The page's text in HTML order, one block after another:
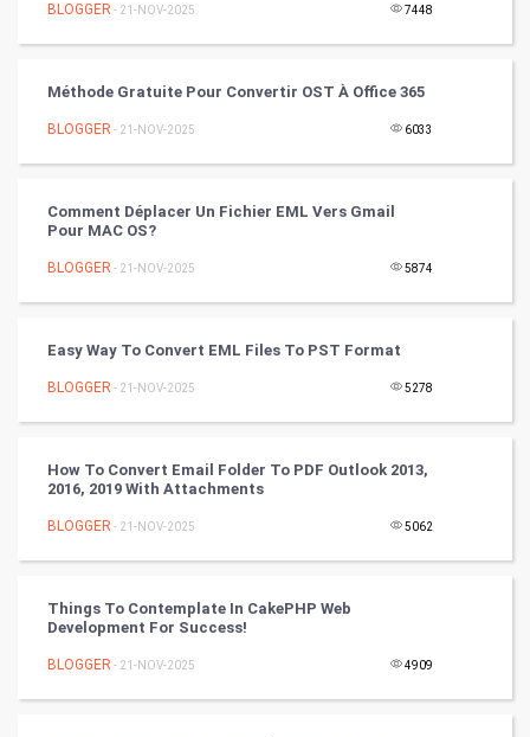
DataScience
Winter Olympics
Cricket
Cycling
Culture
Books
Art & Design
BLOGGER - 21-NOV-2025 7448
Méthode Gratuite Pour Convertir OST À ​​Office 365
BLOGGER - 21-NOV-2025 6033
Comment Déplacer Un Fichier EML Vers Gmail
Pour MAC OS?
BLOGGER - 21-NOV-2025 5874
Easy Way To Convert EML Files To PST Format
BLOGGER - 21-NOV-2025 5278
How To Convert Email Folder To PDF Outlook 2013,
2016, 2019 With Attachments
BLOGGER - 21-NOV-2025 5062
Things To Contemplate In CakePHP Web
Development For Success!
BLOGGER - 21-NOV-2025 4909